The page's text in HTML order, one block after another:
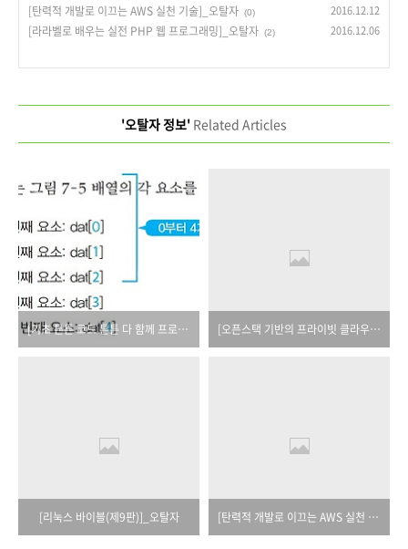
[탄력적 개발로 이끄는 AWS 실천 기술]_오탈자 (0) 2016.12.12
[라라벨로 배우는 실전 PHP 웹 프로그래밍]_오탈자 (2) 2016.12.06
'오탈자 정보' Related Articles
[기초 튼튼 코드 튼튼 다 함께 프로그래밍]_오탈자 [오픈스택 기반의 프라이빗 클라우드 서비스]_오탈자
[리눅스 바이블(제9판)]_오탈자 [탄력적 개발로 이끄는 AWS 실천 기술]_오탈자